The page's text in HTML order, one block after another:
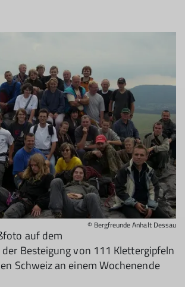
© Bergfreunde Anhalt Dessau
auf dem
Besteigung von 111 Klettergipfeln
Schweiz an einem Wochenende